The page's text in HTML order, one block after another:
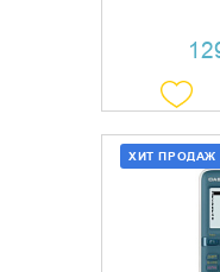
ХИТ ПРОДАЖ